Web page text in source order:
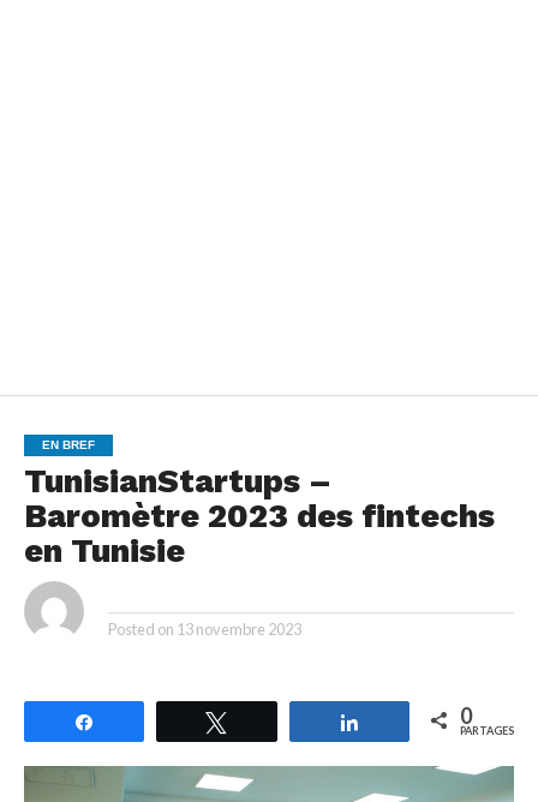
EN BREF
TunisianStartups –
Baromètre 2023 des fintechs
en Tunisie
Posted on 13 novembre 2023
Partagez 0
PARTAGES